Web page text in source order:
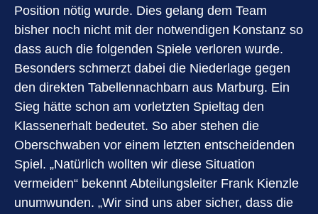
Position nötig wurde. Dies gelang dem Team
bisher noch nicht mit der notwendigen Konstanz so
dass auch die folgenden Spiele verloren wurde.
Besonders schmerzt dabei die Niederlage gegen
den direkten Tabellennachbarn aus Marburg. Ein
Sieg hätte schon am vorletzten Spieltag den
Klassenerhalt bedeutet. So aber stehen die
Oberschwaben vor einem letzten entscheidenden
Spiel. „Natürlich wollten wir diese Situation
vermeiden“ bekennt Abteilungsleiter Frank Kienzle
unumwunden. „Wir sind uns aber sicher, dass die